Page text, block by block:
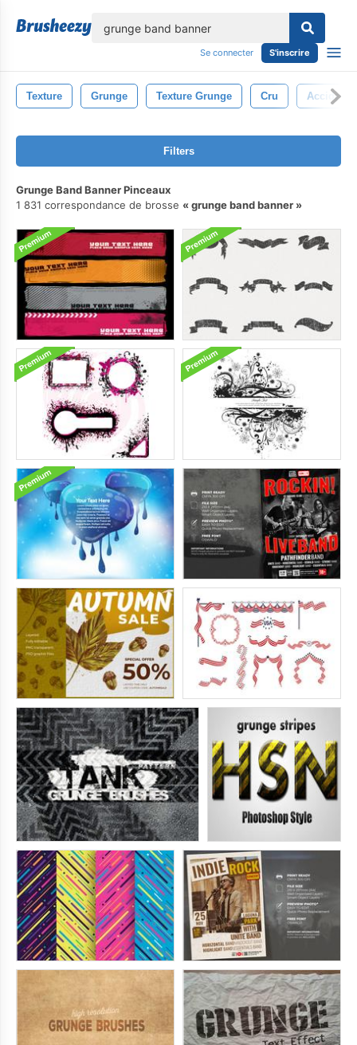
Se connecter S'inscrire
Texture Grunge Texture Grunge Cru Accident
Filters
Grunge Band Banner Pinceaux
1 831 correspondance de brosse
grunge band banner